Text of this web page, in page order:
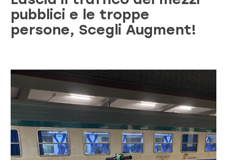
pubblici e le troppe
persone, Scegli Augment!